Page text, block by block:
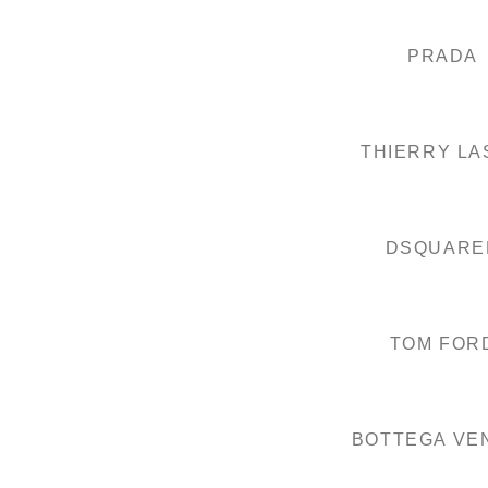
PRADA
THIERRY
TOM
BOTTEGA